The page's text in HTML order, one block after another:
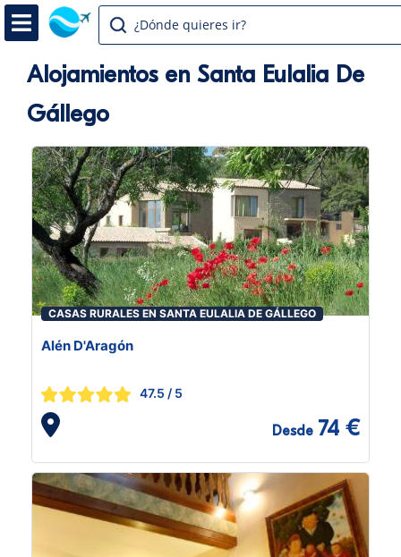
¿Dónde quieres ir?
Alojamientos en Santa Eulalia De
Gállego
CASAS RURALES EN SANTA EULALIA DE GÁLLEGO
Alén D'Aragón
47.5 / 5
Desde 74 €